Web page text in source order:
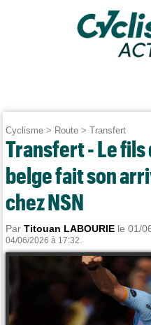
Cyclisme > Route >Transfert
Transfert - Le
belge fait son
chez NSN
ParTitouan LABOURIE le 01/
04/06/2026 à 17:32.